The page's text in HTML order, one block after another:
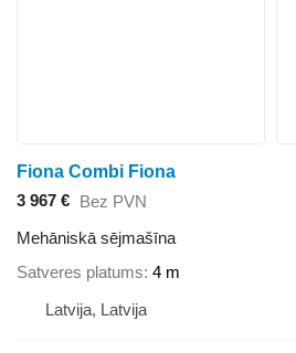
Fiona Combi Fiona
3 967 € Bez PVN
Mehāniskā sējmašīna
Satveres platums 4 m
Latvija, Latvija